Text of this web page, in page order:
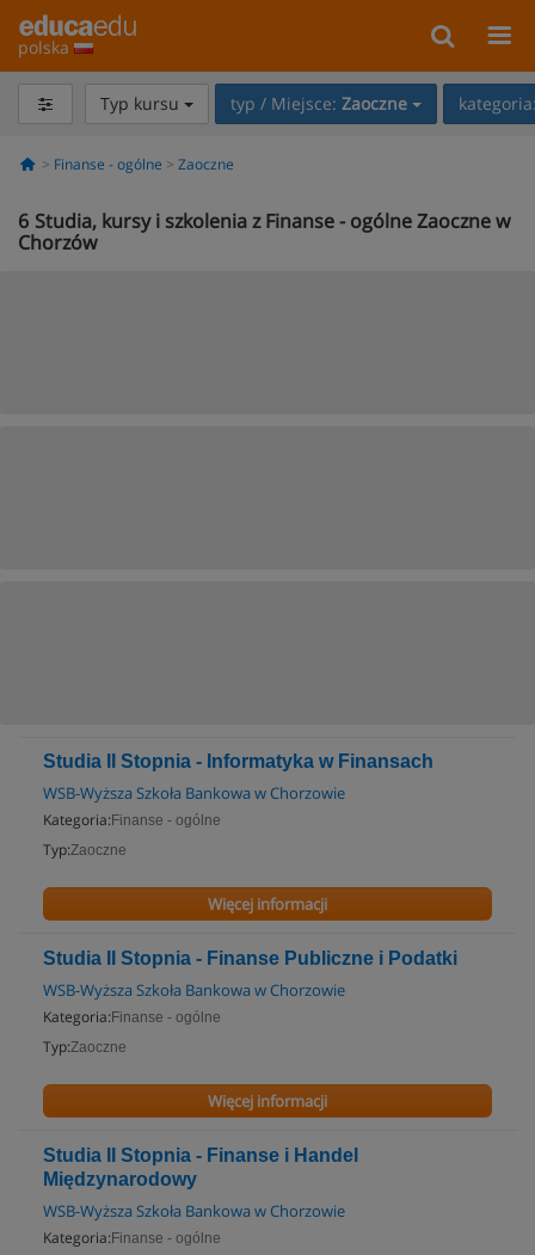
polska
Typ kursu typ / Miejsce: Zaoczne
Finanse - ogólne Zaoczne
6 Studia, kursy i szkolenia z Finanse - ogólne Zaoczne w
Chorzów
Studia II Stopnia - Informatyka w Finansach
WSB-Wyższa Szkoła Bankowa w Chorzowie
Kategoria: Finanse - ogólne
Typ:Zaoczne
Więcej informacji
Studia II Stopnia - Finanse Publiczne i Podatki
WSB-Wyższa Szkoła Bankowa w Chorzowie
Kategoria: Finanse - ogólne
Typ:Zaoczne
Więcej informacji
Studia II Stopnia - Finanse i Handel
Międzynarodowy
WSB-Wyższa Szkoła Bankowa w Chorzowie
Kategoria: Finanse - ogólne